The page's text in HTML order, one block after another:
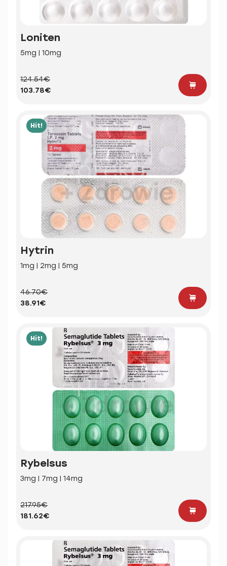
Loniten
5mg | 10mg
124.54€
103.78€
Hit!
Hytrin
1mg | 2mg | 5mg
46.70€
38.91€
Hit!
Rybelsus
3mg | 7mg | 14mg
217.95€
181.62€